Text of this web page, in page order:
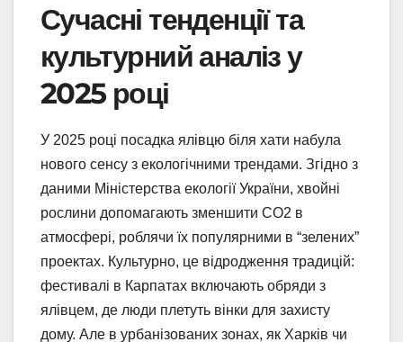
Сучасні тенденції та
культурний аналіз у
2025 році
У 2025 році посадка ялівцю біля хати набула
нового сенсу з екологічними трендами. Згідно з
даними Міністерства екології України, хвойні
рослини допомагають зменшити CO2 в
атмосфері, роблячи їх популярними в “зелених”
проектах. Культурно, це відродження традицій:
фестивалі в Карпатах включають обряди з
ялівцем, де люди плетуть вінки для захисту
дому. Але в урбанізованих зонах, як Харків чи